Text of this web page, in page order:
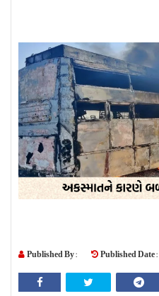
Published By : Published Date :